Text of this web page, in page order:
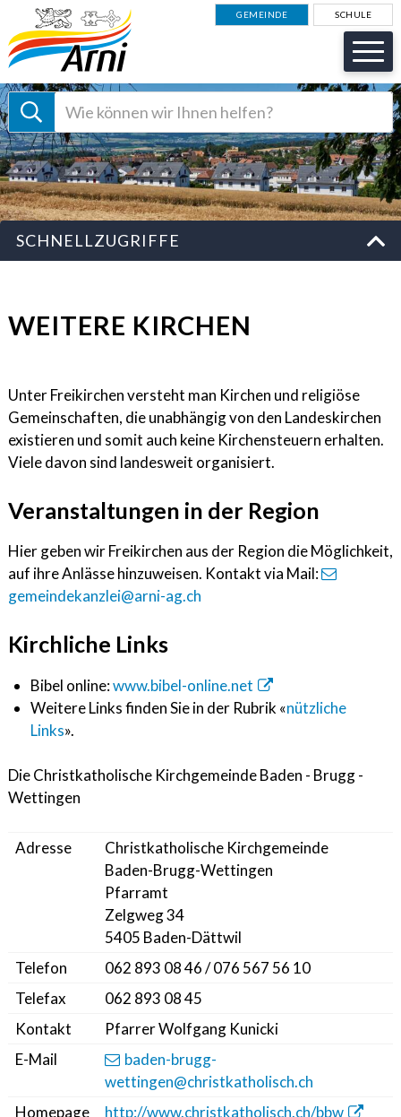
NAVIGIEREN IN GEMEINDE
Schnellnavigation GEMEINDE SCHULE
Suchbegriff
Suche starten
SCHNELLZUGRIFFE
WEITERE KIRCHEN
Unter Freikirchen versteht man Kirchen und religiöse
Gemeinschaften, die unabhängig von den Landeskirchen
existieren und somit auch keine Kirchensteuern erhalten.
Viele davon sind landesweit organisiert.
Veranstaltungen in der Region
Hier geben wir Freikirchen aus der Region die Möglichkeit,
auf ihre Anlässe hinzuweisen. Kontakt via Mail:
gemeindekanzlei@arni-ag.ch
Kirchliche Links
Bibel online:www.bibel-online.net
Weitere Links finden Sie in der Rubrik «nützliche
Links».
Die Christkatholische Kirchgemeinde Baden - Brugg -
Wettingen
Adresse
Christkatholische Kirchgemeinde
Baden-Brugg-Wettingen
Pfarramt
Zelgweg 34
5405 Baden-Dättwil
Telefon
062 893 08 46 / 076 567 56 10
Telefax
062 893 08 45
Kontakt
Pfarrer Wolfgang Kunicki
E-Mail
baden-brugg-
wettingen@christkatholisch.ch
Homepage
http://www.christkatholisch.ch/bbw